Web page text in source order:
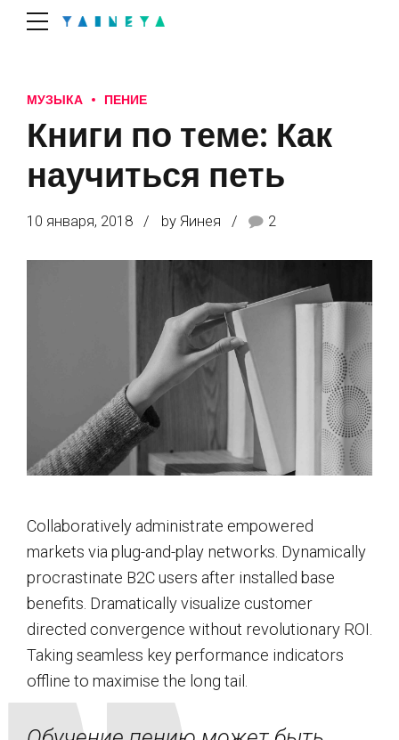
МУЗЫКА ПЕНИЕ
Книги по теме: Как
научиться петь
10 января, 2018 by Яинея 2
Collaboratively administrate empowered
markets via plug-and-play networks. Dynamically
procrastinate B2C users after installed base
benefits. Dramatically visualize customer
directed convergence without revolutionary ROI.
Taking seamless key performance indicators
offline to maximise the long tail.